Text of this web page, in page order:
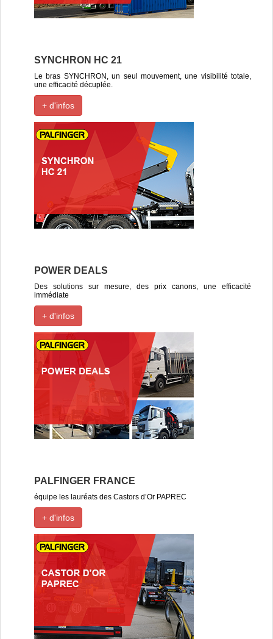
SYNCHRON HC 21
Le bras SYNCHRON, un seul mouvement, une visibilité totale,
une efficacité décuplée.
+ d'infos
POWER DEALS
Des solutions sur mesure, des prix canons, une efficacité
immédiate
+ d'infos
PALFINGER FRANCE
équipe les lauréats des Castors d’Or PAPREC
+ d'infos